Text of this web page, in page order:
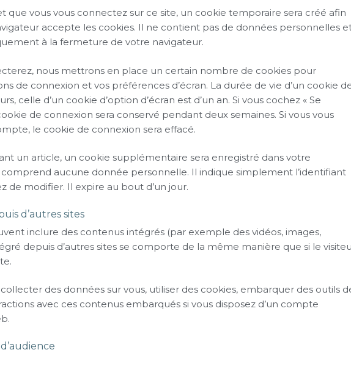
que vous vous connectez sur ce site, un cookie temporaire sera créé afin
accepte les cookies. Il ne contient pas de données personnelles
à la fermeture de votre navigateur.
nous mettrons en place un certain nombre de cookies pour
de connexion et vos préférences d’écran. La durée de vie d’un cookie
celle d’un cookie d’option d’écran est d’un an. Si vous cochez « Se
de connexion sera conservé pendant deux semaines. Si vous vous
le cookie de connexion sera effacé.
un article, un cookie supplémentaire sera enregistré dans votre
comprend aucune donnée personnelle. Il indique simplement l’identifiant
de modifier. Il expire au bout d’un jour.
d’autres sites
inclure des contenus intégrés (par exemple des vidéos, images,
depuis d’autres sites se comporte de la même manière que si le
des données sur vous, utiliser des cookies, embarquer des outils
avec ces contenus embarqués si vous disposez d’un compte